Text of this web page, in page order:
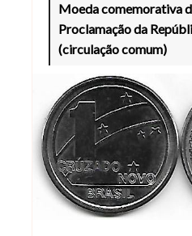
Moeda comemorativa
Proclamação da
(circulação comum)